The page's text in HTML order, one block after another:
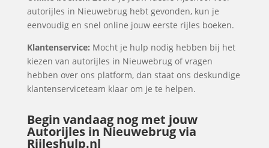
autorijles in Nieuwebrug hebt gevonden, kun je
eenvoudig en snel online jouw eerste rijles boeken.
Klantenservice: Mocht je hulp nodig hebben bij het
kiezen van autorijles in Nieuwebrug of vragen
hebben over ons platform, dan staat ons deskundige
klantenserviceteam klaar om je te helpen.
Begin vandaag nog met jouw
Autorijles in Nieuwebrug via
Rijleshulp.nl